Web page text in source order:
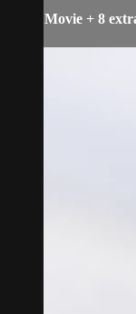
Movie + 8